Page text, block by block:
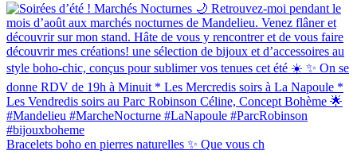
Bracelets boho en pierres naturelles ✨ Que vous ch